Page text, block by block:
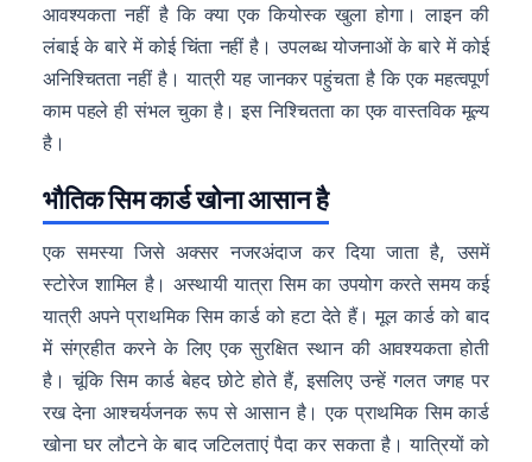
आवश्यकता नहीं है कि क्या एक कियोस्क खुला होगा। लाइन की
लंबाई के बारे में कोई चिंता नहीं है। उपलब्ध योजनाओं के बारे में कोई
अनिश्चितता नहीं है। यात्री यह जानकर पहुंचता है कि एक महत्वपूर्ण
काम पहले ही संभल चुका है। इस निश्चितता का एक वास्तविक मूल्य
है।
भौतिक सिम कार्ड खोना आसान है
एक समस्या जिसे अक्सर नजरअंदाज कर दिया जाता है, उसमें
स्टोरेज शामिल है। अस्थायी यात्रा सिम का उपयोग करते समय कई
यात्री अपने प्राथमिक सिम कार्ड को हटा देते हैं। मूल कार्ड को बाद
में संग्रहीत करने के लिए एक सुरक्षित स्थान की आवश्यकता होती
है। चूंकि सिम कार्ड बेहद छोटे होते हैं, इसलिए उन्हें गलत जगह पर
रख देना आश्चर्यजनक रूप से आसान है। एक प्राथमिक सिम कार्ड
खोना घर लौटने के बाद जटिलताएं पैदा कर सकता है। यात्रियों को